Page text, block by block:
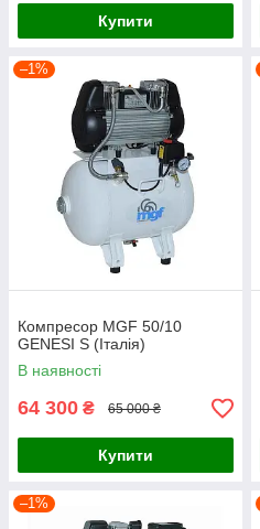
Купити
–1%
Компресор MGF 50/10
GENESI S (Італія)
В наявності
64 300 ₴ 65 000 ₴
Купити
–1%